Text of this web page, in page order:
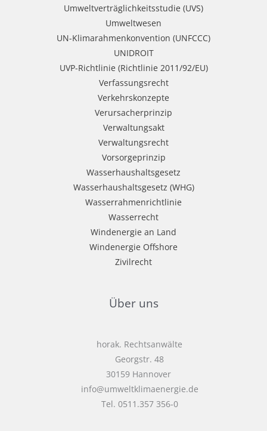
Umweltverträglichkeitsstudie (UVS)
Umweltwesen
UN-Klimarahmenkonvention (UNFCCC)
UNIDROIT
UVP-Richtlinie (Richtlinie 2011/92/EU)
Verfassungsrecht
Verkehrskonzepte
Verursacherprinzip
Verwaltungsakt
Verwaltungsrecht
Vorsorgeprinzip
Wasserhaushaltsgesetz
Wasserhaushaltsgesetz (WHG)
Wasserrahmenrichtlinie
Wasserrecht
Windenergie an Land
Windenergie Offshore
Zivilrecht
Über uns
horak. Rechtsanwälte
Georgstr. 48
30159 Hannover
info@umweltklimaenergie.de
Tel. 0511.357 356-0